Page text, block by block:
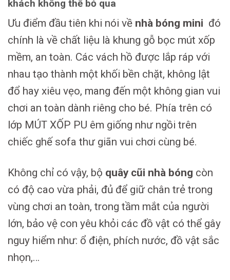
khách không thể bỏ qua
Ưu điểm đầu tiên khi nói về nhà bóng mini đó
chính là về chất liệu là khung gỗ bọc mút xốp
mềm, an toàn. Các vách hồ được lắp ráp với
nhau tạo thành một khối bền chặt, không lật
đổ hay xiêu vẹo, mang đến một không gian vui
chơi an toàn dành riêng cho bé. Phía trên có
lớp MÚT XỐP PU êm giống như ngồi trên
chiếc ghế sofa thư giãn vui chơi cùng bé.
Không chỉ có vậy, bộ quây cũi nhà bóng còn
có độ cao vừa phải, đủ để giữ chân trẻ trong
vùng chơi an toàn, trong tầm mắt của người
lớn, bảo vệ con yêu khỏi các đồ vật có thể gây
nguy hiểm như: ổ điện, phích nước, đồ vật sắc
nhọn,…